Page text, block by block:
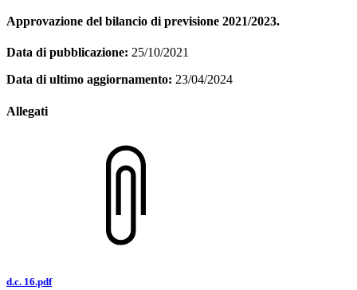
Approvazione del bilancio di previsione 2021/2023.
Data di pubblicazione: 25/10/2021
Data di ultimo aggiornamento: 23/04/2024
Allegati
d.c. 16.pdf